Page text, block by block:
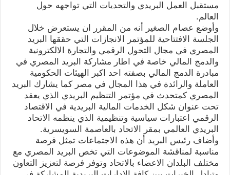
مستقبل العمل البريدي والتحديات التي تواجهه حول
العالم.
وأوضع عصام الصغير أنه من المقرر ان يستعرض خلال
الجلسة الافتتاحية للمؤتمر الانجازات التي حققها البريد
المصري في مجال التحول الرقمي والتجارة الالكترونية
والدمج المالي خاصة في اطار مشاركة البريد المصري في
مبادرة الدمج المالي بصفته احد اكبر الهيئات الحكومية
العاملة والرائدة في هذا المجال في مصر كما يشارك البريد
المصري كمتحدث في مؤتمر التنظيم البريدي الذي يعقد
تحت عنوان شكل الخدمات المالية البريدية في الاقتصاد
الرقمي اعتبارات سياسية وتنظيمية الذي ينظمه الاتحاد
البريدي العالمي بمقر الاتحاد بالعاصمة السويسرية.
وأضاف رئيس البريد أن هذه الاجتماعات تمثل فرصة
مناسبة لمناقشة الموضوعات التي تخص البريد المصري مع
مختلف البلدان الاعضاء بالاتحاد وتوفر فرصة لتعزيز التعاون